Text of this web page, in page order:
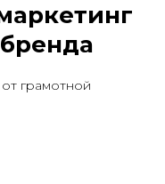
грамотной